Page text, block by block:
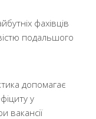
фахівців
подальшого
допомагає
у
вакансії